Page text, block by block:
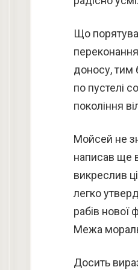
Що
доносу, тим
по пустелі
покоління
Мойсей не
написав ще
викреслив
легко
рабів нової
Межа
Досить